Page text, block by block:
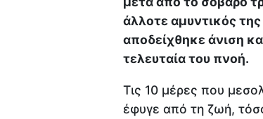
άλλοτε αμυντικός
αποδείχθηκε άνιση
τελευταία του πνοή.
Τις 10 μέρες που
έφυγε από τη ζωή,